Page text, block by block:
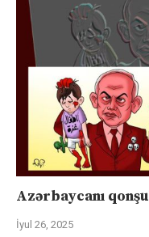
Azərbaycanı
İyul 26, 2025